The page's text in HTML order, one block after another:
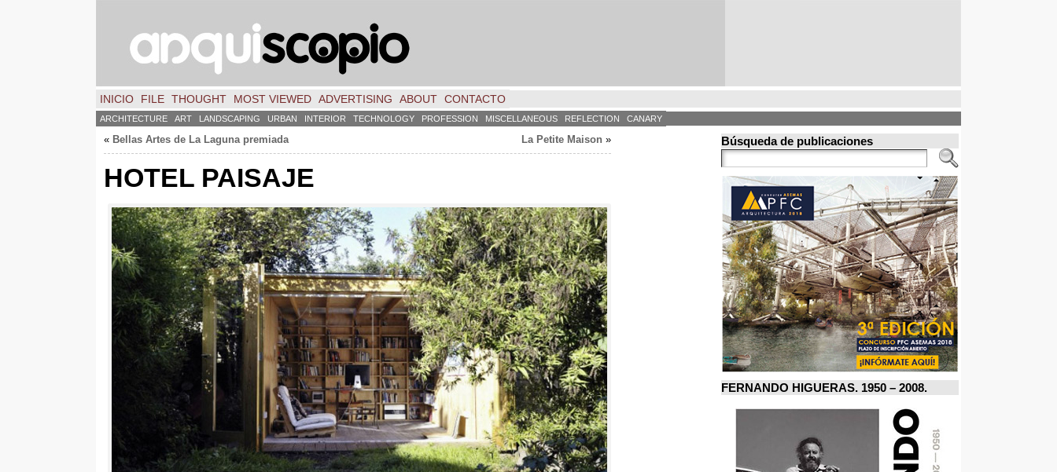
INICIO FILE THOUGHT MOST VIEWED ADVERTISING ABOUT CONTACTO
ARCHITECTURE ART LANDSCAPING URBAN INTERIOR TECHNOLOGY PROFESSION MISCELLANEOUS REFLECTION CANARY
« Bellas Artes de La Laguna premiada La Petite Maison »
HOTEL PAISAJE
Búsqueda de publicaciones
FERNANDO HIGUERAS. 1950 – 2008.